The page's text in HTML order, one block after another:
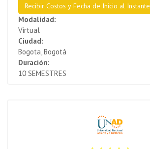
Recibir Costos y Fecha de Inicio al Instante
Modalidad:
Virtual
Ciudad:
Bogota, Bogotá
Duración:
10 SEMESTRES